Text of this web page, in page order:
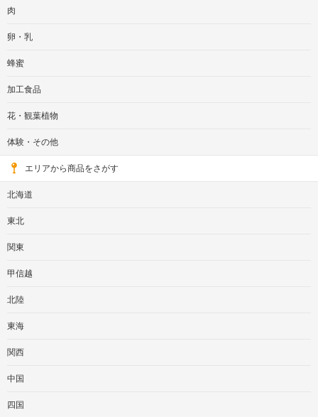
肉
卵・乳
蜂蜜
加工食品
花・観葉植物
体験・その他
エリアから商品をさがす
北海道
東北
関東
甲信越
北陸
東海
関西
中国
四国